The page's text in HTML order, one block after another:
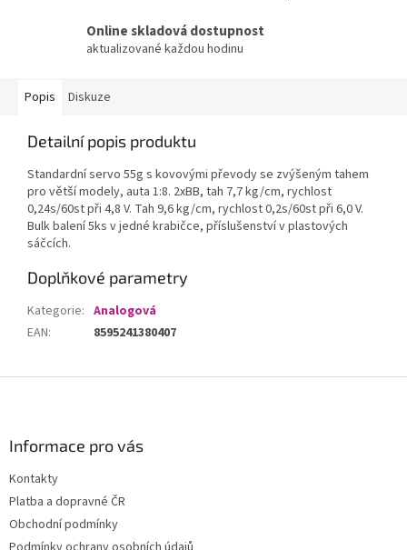
Online skladová dostupnost
aktualizované každou hodinu
Popis Diskuze
Detailní popis produktu
Standardní servo 55g s kovovými převody se zvýšeným tahem
pro větší modely, auta 1:8. 2xBB, tah 7,7 kg/cm, rychlost
0,24s/60st při 4,8 V. Tah 9,6 kg/cm, rychlost 0,2s/60st při 6,0 V.
Bulk balení 5ks v jedné krabičce, příslušenství v plastových
sáčcích.
Doplňkové parametry
Kategorie: Analogová
EAN: 8595241380407
Informace pro vás
Kontakty
Platba a dopravné ČR
Obchodní podmínky